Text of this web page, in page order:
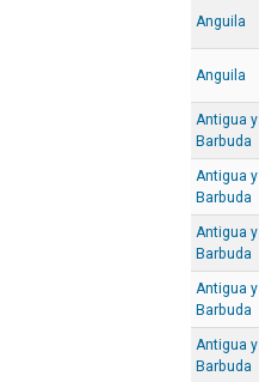
Anguila
Anguila
Antigua y
Barbuda
Antigua y
Barbuda
Antigua y
Barbuda
Antigua y
Barbuda
Antigua y
Barbuda